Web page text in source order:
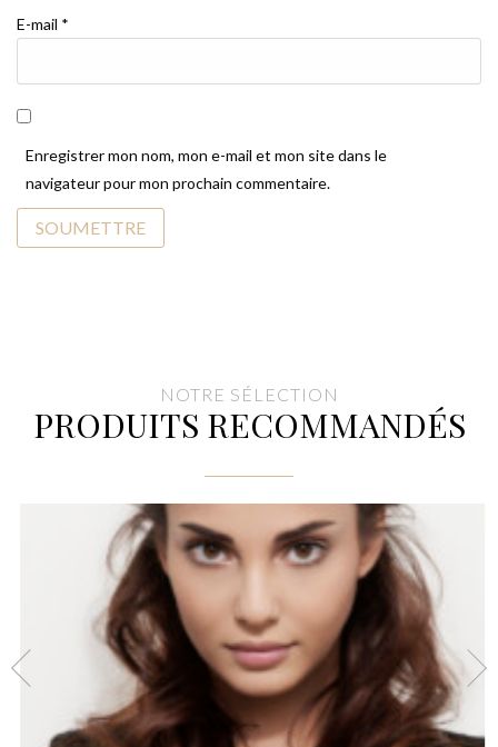
E-mail *
Enregistrer mon nom, mon e-mail et mon site dans le
navigateur pour mon prochain commentaire.
NOTRE SÉLECTION
PRODUITS RECOMMANDÉS